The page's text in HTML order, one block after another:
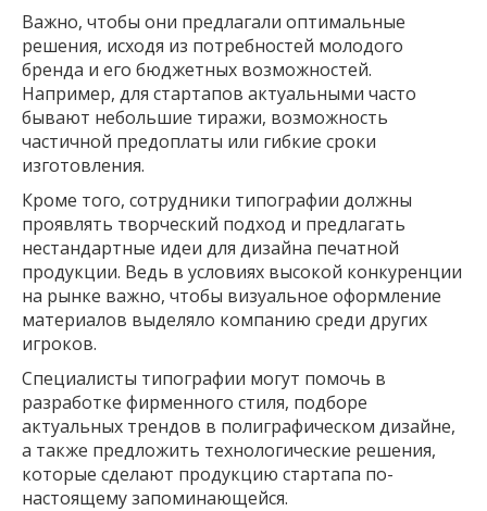
Важно, чтобы они предлагали оптимальные
решения, исходя из потребностей молодого
бренда и его бюджетных возможностей.
Например, для стартапов актуальными часто
бывают небольшие тиражи, возможность
частичной предоплаты или гибкие сроки
изготовления.
Кроме того, сотрудники типографии должны
проявлять творческий подход и предлагать
нестандартные идеи для дизайна печатной
продукции. Ведь в условиях высокой конкуренции
на рынке важно, чтобы визуальное оформление
материалов выделяло компанию среди других
игроков.
Специалисты типографии могут помочь в
разработке фирменного стиля, подборе
актуальных трендов в полиграфическом дизайне,
а также предложить технологические решения,
которые сделают продукцию стартапа по-
настоящему запоминающейся.